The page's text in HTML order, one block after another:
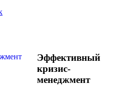
Эффективный
кризис-
менеджмент